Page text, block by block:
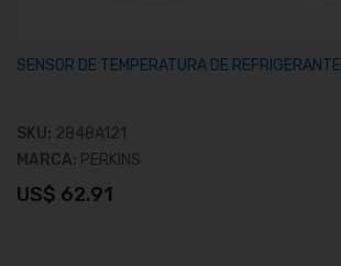
SENSOR DE TEMPERATURA DE REFRIGERANTE
SKU: 2848A121
MARCA: PERKINS
US$ 62.91